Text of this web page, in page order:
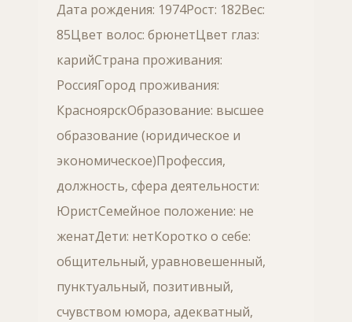
Дата рождения: 1974Рост: 182Вес:
85Цвет волос: брюнетЦвет глаз:
карийСтрана проживания:
РоссияГород проживания:
КрасноярскОбразование: высшее
образование (юридическое и
экономическое)Профессия,
должность, сфера деятельности:
ЮристСемейное положение: не
женатДети: нетКоротко о себе:
общительный, уравновешенный,
пунктуальный, позитивный,
счувством юмора, адекватный,